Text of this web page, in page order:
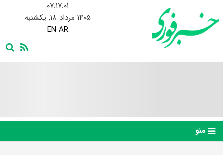
۰۷:۱۷:۰۲
۱۴۰۵ مرداد ۱۸, یکشنبه
EN AR
منو